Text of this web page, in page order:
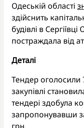
Одеській області
здійснить
будівлі в
постраждала від
Деталі
Тендер оголосили
закупівлі
тендері здобула
запропонувавши